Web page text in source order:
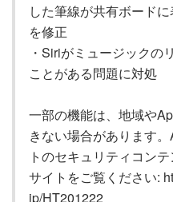
した筆線が共有ボード
を修正
・Siriがミュージックの
ことがある問題に対処
一部の機能は、地域や
きない場合があります
トのセキュリティコン
サイトをご覧ください:
jp/HT201222